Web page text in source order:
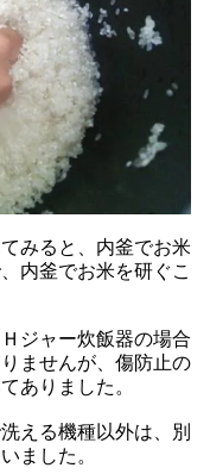
みると、内釜でお米
内釜でお米を研ぐこ
ジャー炊飯器の場合
ませんが、傷防止の
ありました。
える機種以外は、別
ました。